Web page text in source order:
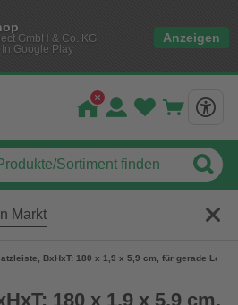
GmbH & Co. KG
In Google Play
Anzeigen
Markt
BxHxT: 180 x 1,9 x 5,9 cm, für gerade
180 x 1,9 x 5,9 cm,